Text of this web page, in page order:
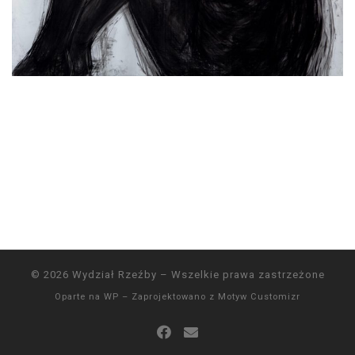
© 2026 Wydział Rzeźby – Wszelkie prawa zastrzeżone
Oparte na WP – Zaprojektowano z Motyw Customizr